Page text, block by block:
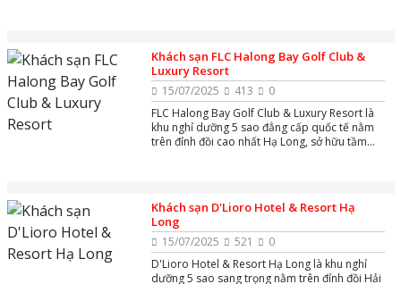
dạng, phù hợp cho cả du khách nghỉ dưỡng và
công tác.
Khách sạn FLC Halong Bay Golf Club &
Luxury Resort
15/07/2025 413
0
FLC Halong Bay Golf Club & Luxury Resort là
khu nghỉ dưỡng 5 sao đẳng cấp quốc tế nằm
trên đỉnh đồi cao nhất Hạ Long, sở hữu tầm
Khách sạn D'Lioro Hotel & Resort Hạ
Long
15/07/2025 521
0
D'Lioro Hotel & Resort Hạ Long là khu nghỉ
dưỡng 5 sao sang trọng nằm trên đỉnh đồi Hải